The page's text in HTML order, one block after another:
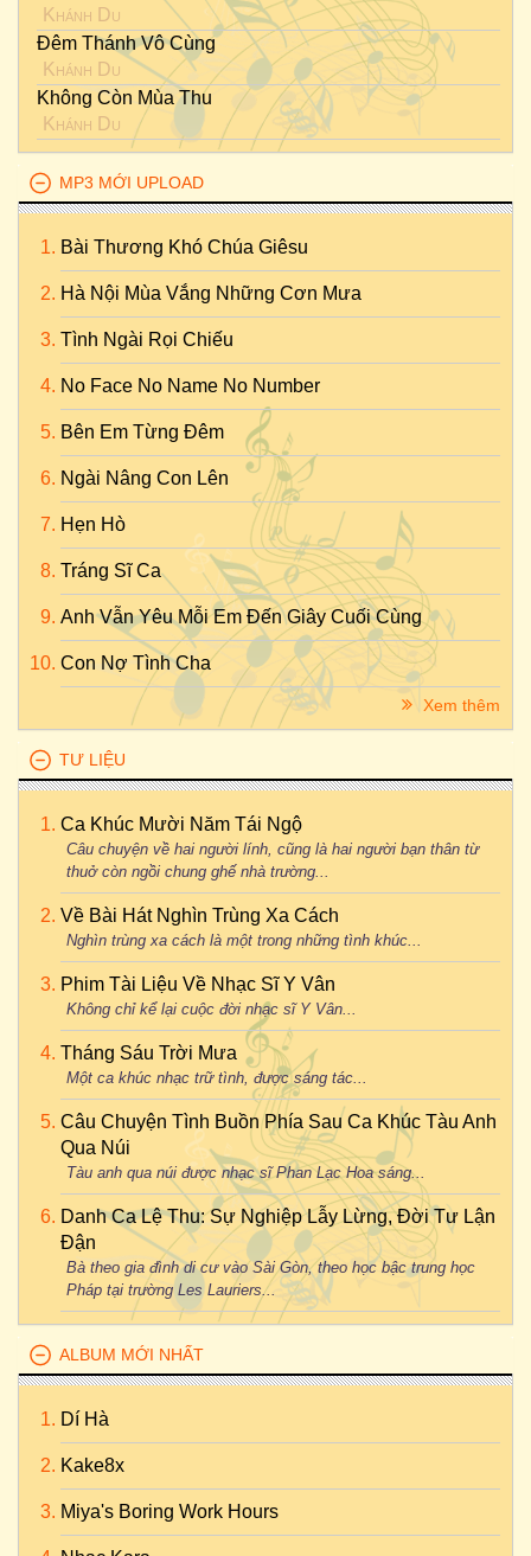
Khánh Du
Đêm Thánh Vô Cùng
Khánh Du
Không Còn Mùa Thu
Khánh Du
MP3 MỚI UPLOAD
Bài Thương Khó Chúa Giêsu
Hà Nội Mùa Vắng Những Cơn Mưa
Tình Ngài Rọi Chiếu
No Face No Name No Number
Bên Em Từng Đêm
Ngài Nâng Con Lên
Hẹn Hò
Tráng Sĩ Ca
Anh Vẫn Yêu Mỗi Em Đến Giây Cuối Cùng
Con Nợ Tình Cha
Xem thêm
TƯ LIỆU
Ca Khúc Mười Năm Tái Ngộ
Câu chuyện về hai người lính, cũng là hai người bạn thân từ
thuở còn ngồi chung ghế nhà trường...
Về Bài Hát Nghìn Trùng Xa Cách
Nghìn trùng xa cách là một trong những tình khúc...
Phim Tài Liệu Về Nhạc Sĩ Y Vân
Không chỉ kể lại cuộc đời nhạc sĩ Y Vân...
Tháng Sáu Trời Mưa
Một ca khúc nhạc trữ tình, được sáng tác...
Câu Chuyện Tình Buồn Phía Sau Ca Khúc Tàu Anh
Qua Núi
Tàu anh qua núi được nhạc sĩ Phan Lạc Hoa sáng...
Danh Ca Lệ Thu: Sự Nghiệp Lẫy Lừng, Đời Tư Lận
Đận
Bà theo gia đình di cư vào Sài Gòn, theo học bậc trung học
Pháp tại trường Les Lauriers...
ALBUM MỚI NHẤT
Dí Hà
Kake8x
Miya's Boring Work Hours